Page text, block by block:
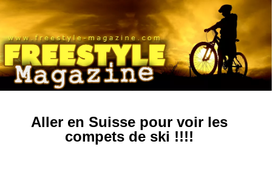
Aller en Suisse pour voir les
compets de ski !!!!